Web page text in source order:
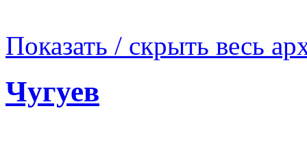
Показать / скрыть весь
Чугуев